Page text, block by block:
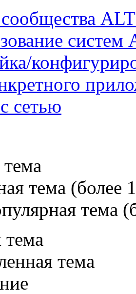
систем
сетью
тема (более
тема
тема
тема